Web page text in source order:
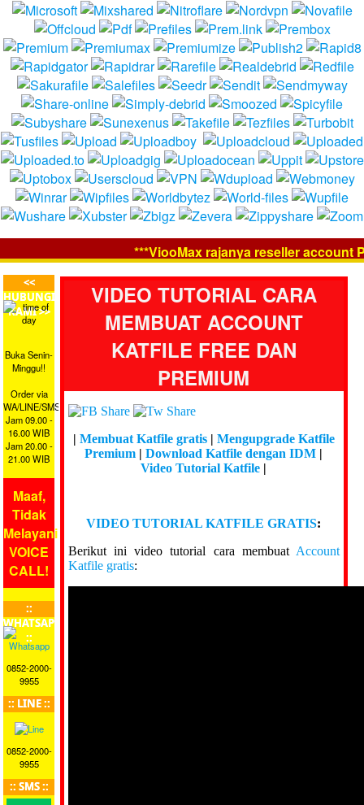
***ViooMax rajanya reseller account
<<
HUBUNGI
KAMI >>
Buka Senin-
Minggu!!
Order via
WA/LINE/SMS
Jam 09.00 -
16.00 WIB
Jam 20.00 -
21.00 WIB
Maaf,
Tidak
Melayani
VOICE
CALL!
::
WHATSAPP
::
0852-2000-
9955
:: LINE ::
0852-2000-
9955
:: SMS ::
VIDEO TUTORIAL CARA
MEMBUAT ACCOUNT
KATFILE FREE DAN
PREMIUM
| Membuat Katfile gratis| Mengupgrade Katfile
Premium |Download Katfile dengan IDM |
Video Tutorial Katfile |
VIDEO TUTORIAL KATFILE GRATIS:
Berikut ini video tutorial cara membuat Account
Katfile gratis: